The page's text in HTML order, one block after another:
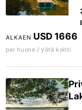
ALKAEN USD 1666
per huone / yötä kohti